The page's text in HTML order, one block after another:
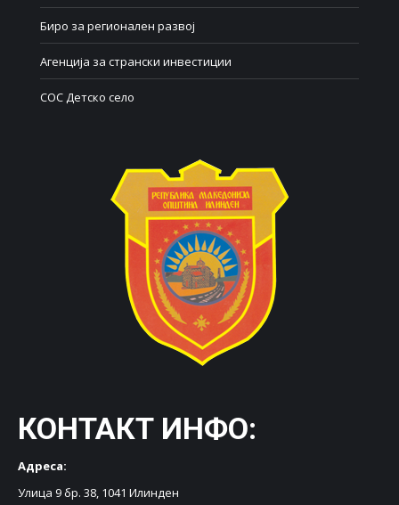
Биро за регионален развој
Агенција за странски инвестиции
СОС Детско село
КОНТАКТ ИНФО:
Адреса:
Улица 9 бр. 38, 1041 Илинден